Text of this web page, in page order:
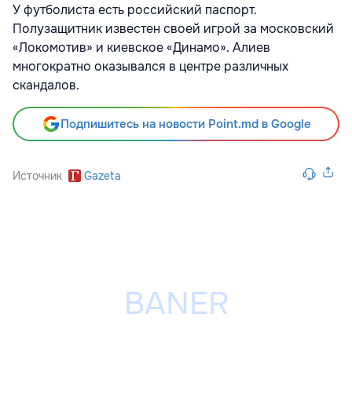
У футболиста есть российский паспорт.
Полузащитник известен своей игрой за московский
«Локомотив» и киевское «Динамо». Алиев
многократно оказывался в центре различных
скандалов.
Подпишитесь на новости Point.md в Google
Источник Gazeta